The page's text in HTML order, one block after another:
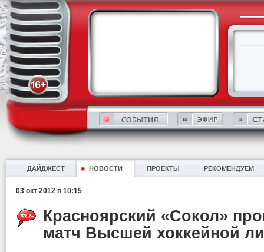
ДАЙДЖЕСТ НОВОСТИ ПРОЕКТЫ РЕКОМЕНДУЕМ
03 окт 2012 в 10:15
Красноярский «Сокол»
матч Высшей хоккейной